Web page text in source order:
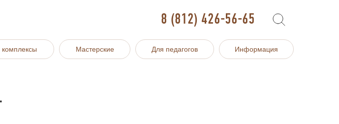
8 (812) 426-56-65
комплексы Мастерские Для педагогов Информация